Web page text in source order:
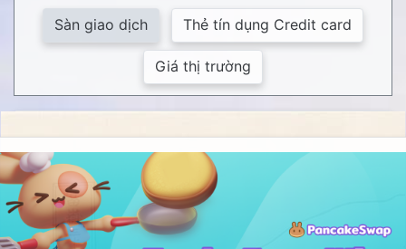
Sàn giao dịch Thẻ tín dụng Credit card
Giá thị trường